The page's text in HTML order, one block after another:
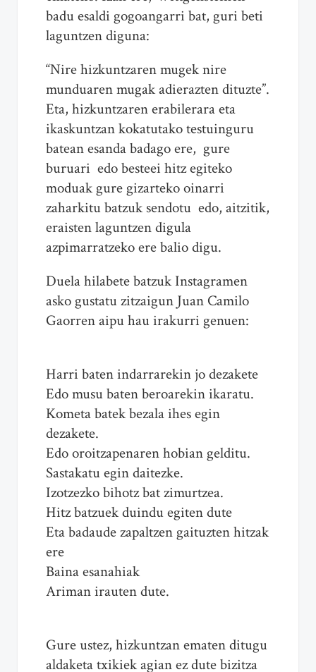
badu esaldi gogoangarri bat, guri beti
laguntzen diguna:
“Nire hizkuntzaren mugek nire
munduaren mugak adierazten dituzte”.
Eta, hizkuntzaren erabilerara eta
ikaskuntzan kokatutako testuinguru
batean esanda badago ere, gure
buruari edo besteei hitz egiteko
moduak gure gizarteko oinarri
zaharkitu batzuk sendotu edo, aitzitik,
eraisten laguntzen digula
azpimarratzeko ere balio digu.
Duela hilabete batzuk Instagramen
asko gustatu zitzaigun Juan Camilo
Gaorren aipu hau irakurri genuen:
Harri baten indarrarekin jo dezakete
Edo musu baten beroarekin ikaratu.
Kometa batek bezala ihes egin
dezakete.
Edo oroitzapenaren hobian gelditu.
Sastakatu egin daitezke.
Izotzezko bihotz bat zimurtzea.
Hitz batzuek duindu egiten dute
Eta badaude zapaltzen gaituzten hitzak
ere
Baina esanahiak
Ariman irauten dute.
Gure ustez, hizkuntzan ematen ditugu
aldaketa txikiek agian ez dute bizitza